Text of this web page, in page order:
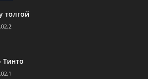
толгой
Тинто